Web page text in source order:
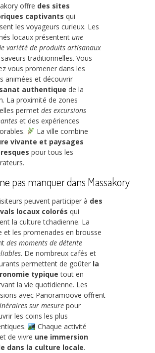
offre des sites
captivants qui
les voyageurs curieux. Les
locaux présentent une
variété de produits artisanaux
traditionnelles. Vous
vous promener dans les
animées et découvrir
authentique de la
La proximité de zones
permet des excursions
et des expériences
La ville combine
vivante et paysages
pour tous les
pas manquer dans Massakory
peuvent participer à des
locaux colorés qui
la culture tchadienne. La
et les promenades en brousse
des moments de détente
. De nombreux cafés et
permettent de goûter la
typique tout en
la vie quotidienne. Les
avec Panoramoove offrent
sur mesure pour
les coins les plus
Chaque activité
de vivre une immersion
dans la culture locale.